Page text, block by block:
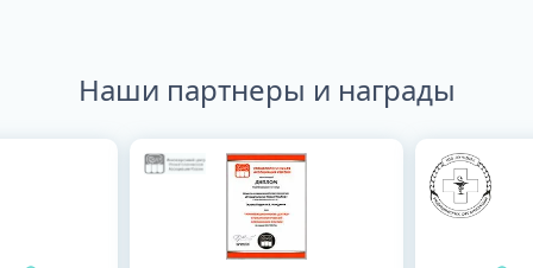
Наши партнеры и награды